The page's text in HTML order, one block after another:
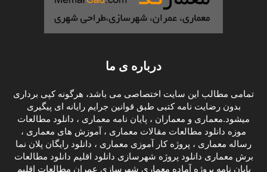
درباره ی ما
تمامی مطالب این سایت اختصاصی می باشد، هرگونه کپی برداری
بدون رضایت نامه کتبی طبق قوانین جرایم رایانه ای پیگیری
میشود.معماری و معماران ، پایان نامه معماری ، دانلود مطالعات
موزه دانلود مطالعات مقالات معماری ، آموزش های معماری ،
رساله معماری ، پروژه کار آموزی معماری ، دانلود رایگان پلان نما
برش معماری دانلود پروژه شهرسازی دانلود اقلیم دانلود مطالعات
پایان نامه پروژه آماده معماری شهرسازی عمران مطالعات اقلیم